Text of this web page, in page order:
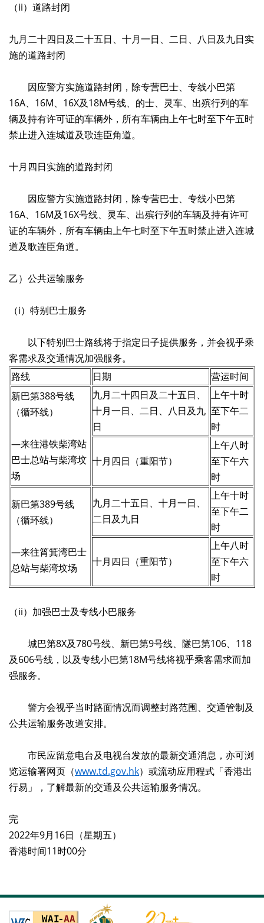
（ii）道路封闭
九月二十四日及二十五日、十月一日、二日、八日及九日实
施的道路封闭
因应警方实施道路封闭，除专营巴士、专线小巴第
16A、16M、16X及18M号线、的士、灵车、出殡行列的车
辆及持有许可证的车辆外，所有车辆由上午七时至下午五时
禁止进入连城道及歌连臣角道。
十月四日实施的道路封闭
因应警方实施道路封闭，除专营巴士、专线小巴第
16A、16M及16X号线、灵车、出殡行列的车辆及持有许可
证的车辆外，所有车辆由上午七时至下午五时禁止进入连城
道及歌连臣角道。
乙）公共运输服务
（i）特别巴士服务
以下特别巴士路线将于指定日子提供服务，并会视乎乘
客需求及交通情况加强服务。
路线
日期
营运时间
新巴第388号线
（循环线）
—来往港铁柴湾站
巴士总站与柴湾坟
场
九月二十四日及二十五日、
十月一日、二日、八日及九
日
上午十时
至下午二
时
十月四日（重阳节）
上午八时
至下午六
时
新巴第389号线
（循环线）
—来往筲箕湾巴士
总站与柴湾坟场
九月二十五日、十月一日、
二日及九日
上午十时
至下午二
时
十月四日（重阳节）
上午八时
至下午六
时
（ii）加强巴士及专线小巴服务
城巴第8X及780号线、新巴第9号线、隧巴第106、118
及606号线，以及专线小巴第18M号线将视乎乘客需求而加
强服务。
警方会视乎当时路面情况而调整封路范围、交通管制及
公共运输服务改道安排。
市民应留意电台及电视台发放的最新交通消息，亦可浏
览运输署网页（www.td.gov.hk）或流动应用程式「香港出
行易」，了解最新的交通及公共运输服务情况。
完
2022年9月16日（星期五）
香港时间11时00分